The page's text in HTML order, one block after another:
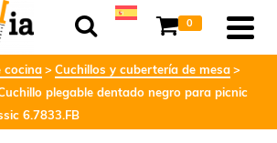
0
cocina
Cuchillos y cubertería de mesa
plegable dentado negro para picnic
6.7833.FB